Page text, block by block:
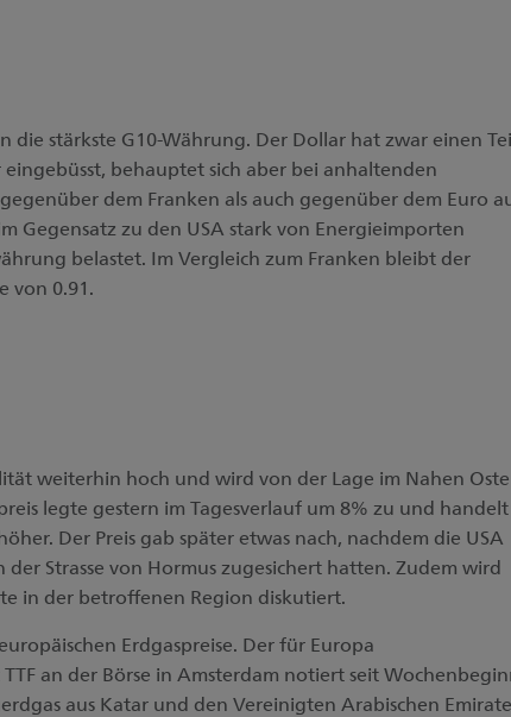
die stärkste G10-Währung. Der Dollar hat zwar einen
behauptet sich aber bei anhaltenden
dem Franken als auch gegenüber dem Euro
Gegensatz zu den USA stark von Energieimporten
belastet. Im Vergleich zum Franken bleibt der
von 0.91.
weiterhin hoch und wird von der Lage im Nahen
legte gestern im Tagesverlauf um 8% zu und handelt
Der Preis gab später etwas nach, nachdem die USA
Strasse von Hormus zugesichert hatten. Zudem wird
in der betroffenen Region diskutiert.
Erdgaspreise. Der für Europa
an der Börse in Amsterdam notiert seit
aus Katar und den Vereinigten Arabischen